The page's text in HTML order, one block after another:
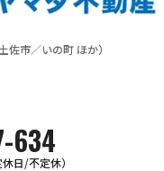
土佐市／いの町 ほか）
634
日/不定休）